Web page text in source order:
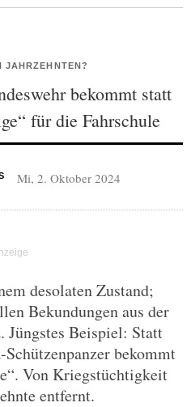
JAHRZEHNTEN?
bekommt statt
für die Fahrschule
Mi, 2. Oktober 2024
desolaten Zustand;
Bekundungen aus der
Beispiel: Statt
bekommt
Von Kriegstüchtigkeit
entfernt.